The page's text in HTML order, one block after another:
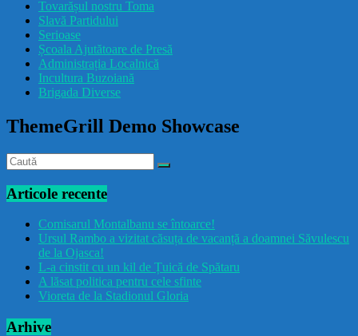
drăcușorulbuzoian
Tovarășul nostru Toma
Slavă Partidului
Serioase
Școala Ajutătoare de Presă
Administrația Localnică
Incultura Buzoiană
Brigada Diverse
ThemeGrill Demo Showcase
Articole recente
Comisarul Montalbanu se întoarce!
Ursul Rambo a vizitat căsuța de vacanță a doamnei Săvulescu
de la Ojasca!
L-a cinstit cu un kil de Țuică de Spătaru
A lăsat politica pentru cele sfinte
Vioreta de la Stadionul Gloria
Arhive